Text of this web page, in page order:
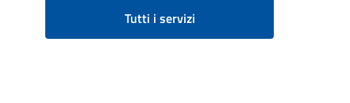
Tutti i servizi